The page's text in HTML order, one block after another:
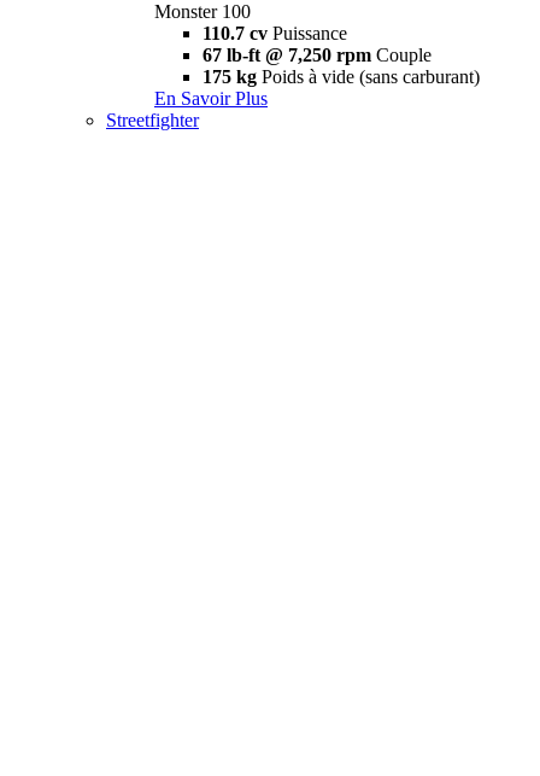
Monster 100
110.7 cv Puissance
67 lb-ft @ 7,250 rpm Couple
175 kg Poids à vide (sans carburant)
En Savoir Plus
Streetfighter